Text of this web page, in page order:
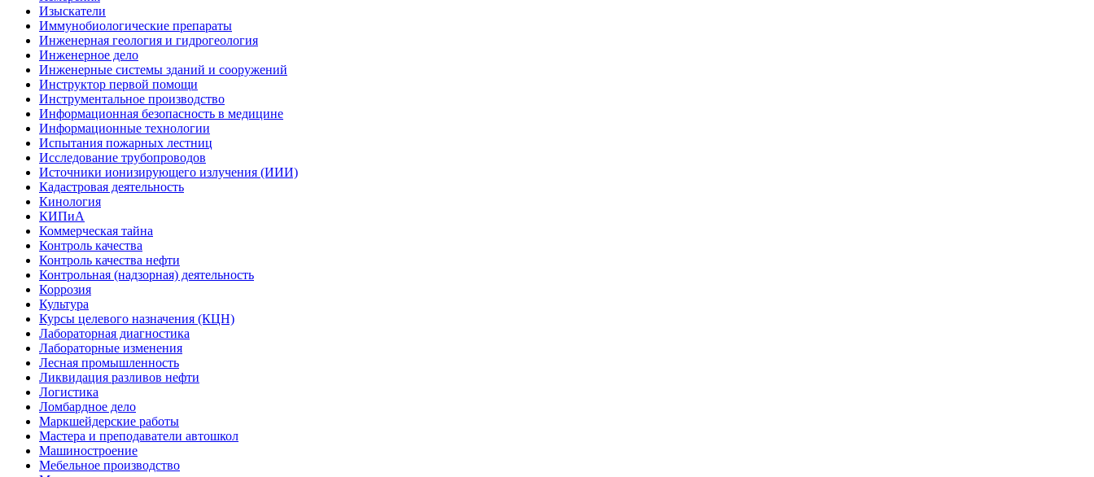
Изыскатели
Иммунобиологические препараты
Инженерная геология и гидрогеология
Инженерное дело
Инженерные системы зданий и сооружений
Инструктор первой помощи
Инструментальное производство
Информационная безопасность в медицине
Информационные технологии
Испытания пожарных лестниц
Исследование трубопроводов
Источники ионизирующего излучения (ИИИ)
Кадастровая деятельность
Кинология
КИПиА
Коммерческая тайна
Контроль качества
Контроль качества нефти
Контрольная (надзорная) деятельность
Коррозия
Культура
Курсы целевого назначения (КЦН)
Лабораторная диагностика
Лабораторные изменения
Лесная промышленность
Ликвидация разливов нефти
Логистика
Ломбардное дело
Маркшейдерские работы
Мастера и преподаватели автошкол
Машиностроение
Мебельное производство